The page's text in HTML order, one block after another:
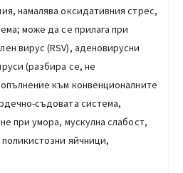
намалява оксидативния стрес,
може да се прилага при
вирус (RSV), аденовирусни
(разбира се, не
към конвенционалните
съдовата система,
при умора, мускулна слабост,
яйчници,